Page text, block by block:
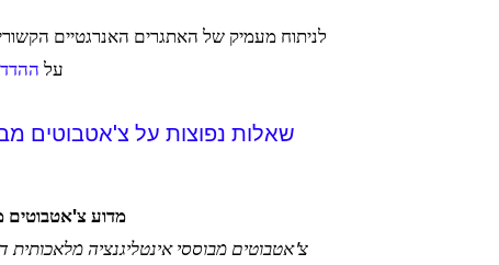
לניתוח מעמיק של האתגרים האנרגטיים
על
שאלות נפוצות על צ'אטבוטים
מדוע צ'אטבוטים
צ'אטבוטים מבוססי אינטליגנציה